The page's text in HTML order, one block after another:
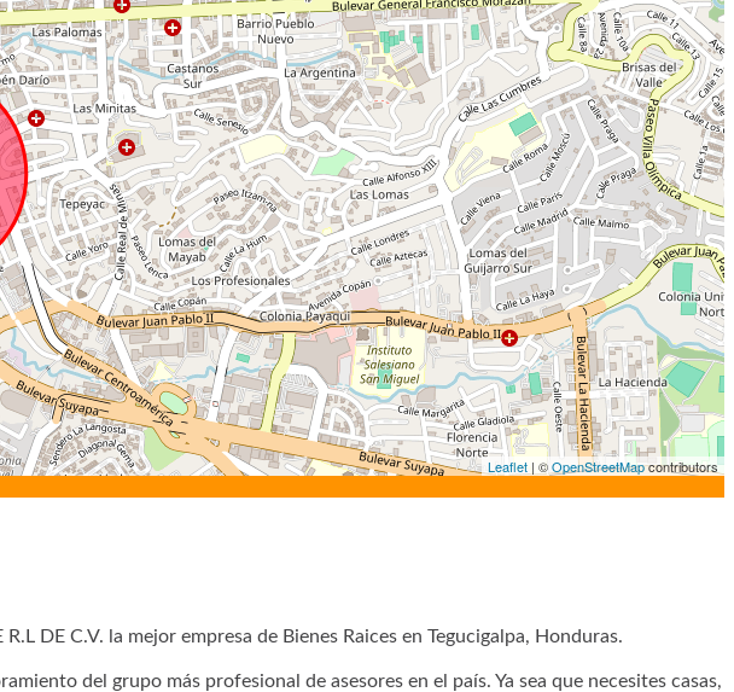
Leaflet | ©OpenStreetMapcontributors
DE C.V. la mejor empresa de Bienes Raices en Tegucigalpa, Honduras.
del grupo más profesional de asesores en el país. Ya sea que necesites casas,